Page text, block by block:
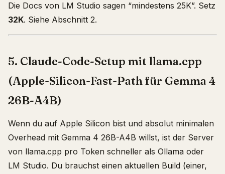
Die Docs von LM Studio sagen “mindestens 25K”. Setz
32K. Siehe Abschnitt 2.
5. Claude-Code-Setup mit llama.cpp
(Apple-Silicon-Fast-Path für Gemma 4
26B-A4B)
Wenn du auf Apple Silicon bist und absolut minimalen
Overhead mit Gemma 4 26B-A4B willst, ist der Server
von llama.cpp pro Token schneller als Ollama oder
LM Studio. Du brauchst einen aktuellen Build (einer,